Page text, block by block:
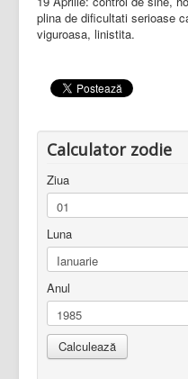
plina de dificultati serioase
viguroasa, linistita.
Calculator zodie
Ziua
Luna
Anul
Calculează